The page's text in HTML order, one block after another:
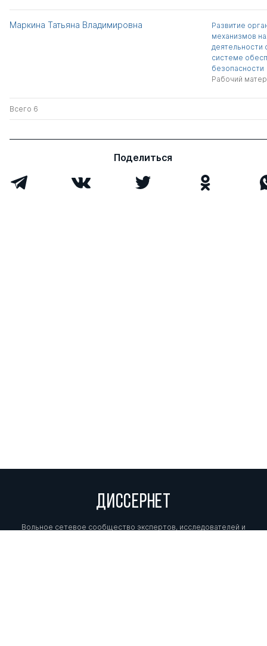
Маркина Татьяна Владимировна
Развитие
механизмов
деятельности
системе
безопасности
Рабочий
Всего 6
Поделиться
ДИССЕРНЕТ
Вольное сетевое сообщество экспертов, исследователей и